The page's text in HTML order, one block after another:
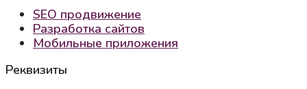
SEO продвижение
Разработка сайтов
Мобильные приложения
Реквизиты